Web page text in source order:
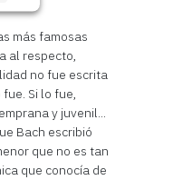
más famosas
al respecto,
no fue escrita
Si lo fue,
y juvenil...
Bach escribió
que no es tan
que conocía de